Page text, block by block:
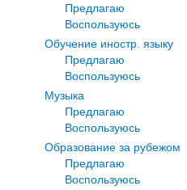
Предлагаю
Воспользуюсь
Обучение иностр. языку
Предлагаю
Воспользуюсь
Музыка
Предлагаю
Воспользуюсь
Образование за рубежом
Предлагаю
Воспользуюсь